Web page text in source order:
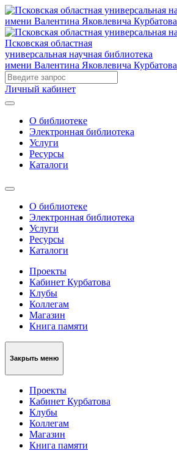
Псковская областная
универсальная научная библиотека
имени Валентина Яковлевича Курбатова
Личный кабинет
О библиотеке
Электронная библиотека
Услуги
Ресурсы
Каталоги
О библиотеке
Электронная библиотека
Услуги
Ресурсы
Каталоги
Проекты
Кабинет Курбатова
Клубы
Коллегам
Магазин
Книга памяти
Закрыть меню
Проекты
Кабинет Курбатова
Клубы
Коллегам
Магазин
Книга памяти